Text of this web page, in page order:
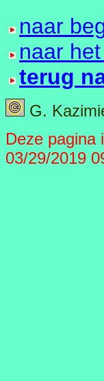
naar
naar
terug
G.
Deze pagina
03/29/2019